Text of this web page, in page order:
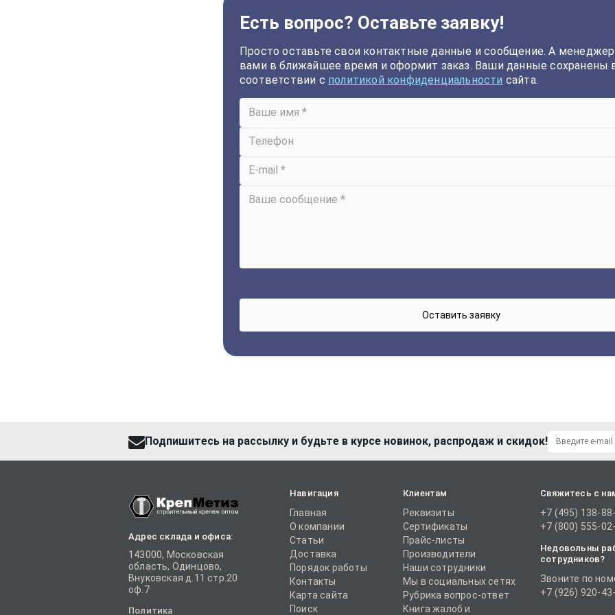
Есть вопрос? Оставьте заявку!
Просто оставьте свои контактные данные и сообщение. А
вами в ближайшее время и оформит заказ. Ваши данные сохранены
соответствии с политикой конфиденциальности сайта.
Подпишитесь на рассылку и будьте в курсе новинок, распродаж и скидок!
Адрес склада и офиса:
143000, Московская
область, Одинцово,
Внуковская д.11 стр.20
оф.7
Политика
Навигация
Главная
О компании
Статьи
Доставка
Порядок работы
Контакты
Карта сайта
Поиск
Клиентам
Реквизиты
Сертификаты
Прайс-листы
Производители
Наши сотрудники
Мы в социальных сетях
Рубрика вопрос-ответ
Книга жалоб и
Свяжитесь с
+7 (495) 138-
+7 (800) 555-
Недовольны
сотрудников?
Звоните по
+7 (926) 920-